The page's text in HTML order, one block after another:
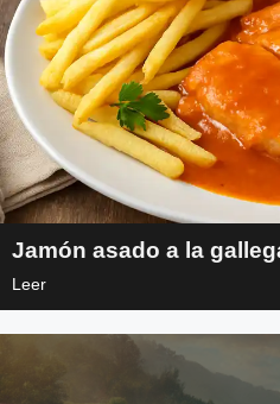
Jamón asado a la
Leer